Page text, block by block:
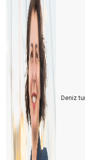
GORDION ANTİK KENTİ
Yanan Ormanlar,
Yeni bir turizm akımı:
ChatGPT ve
Yeni Sürdürülebilir
Geliyor gelmekte olan ..!
DIGITOURISM
TURİZMİ BEKLEYEN
Deniz